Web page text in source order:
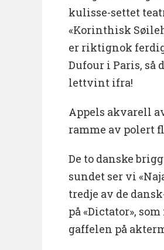
kulisse-settet
«Korinthisk
er riktignok
Dufour i Paris, så
lettvint ifra!
Appels akvarell
ramme av polert
De to danske
sundet ser vi
tredje av de
på «Dictator»,
gaffelen på